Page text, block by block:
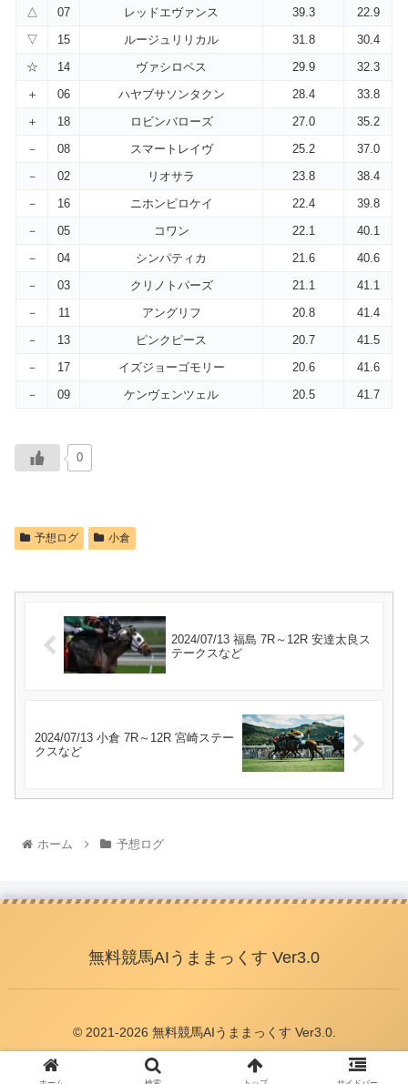
△
07 レッドエヴァンス 39.3
22.9
▽
15 ルージュリリカル 31.8
30.4
☆
14 ヴァシロペス 29.9
32.3
＋
06 ハヤブサソンタクン 28.4
33.8
＋
18 ロビンバローズ 27.0
35.2
－
08 スマートレイヴ 25.2
37.0
－
02 リオサラ 23.8
38.4
－
16 ニホンピロケイ 22.4
39.8
－
05 コワン 22.1
40.1
－
04 シンパティカ 21.6
40.6
－
03 クリノトパーズ 21.1
41.1
－
11 アングリフ 20.8
41.4
－
13 ピンクピース 20.7
41.5
－
17 イズジョーゴモリー 20.6
41.6
－
09 ケンヴェンツェル 20.5 41.7
0
予想ログ 小倉
2024/07/13 福島 7R～12R 安達太良ス
テークスなど
2024/07/13 小倉 7R～12R 宮崎ステー
クスなど
ホーム 予想ログ
無料競馬AIうままっくす Ver3.0
© 2021-2026 無料競馬AIうままっくす Ver3.0.